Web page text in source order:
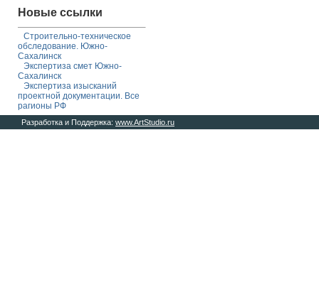
Новые ссылки
Строительно-техническое
обследование. Южно-
Сахалинск
Экспертиза смет Южно-
Сахалинск
Экспертиза изысканий
проектной документации. Все
рагионы РФ
Разработка и Поддержка: www.ArtStudio.ru